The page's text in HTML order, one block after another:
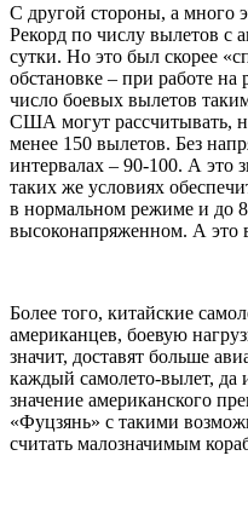
С другой стороны, а много
Рекорд по числу вылетов с
сутки. Но это был скорее
обстановке – при работе
число боевых вылетов
США могут рассчитывать,
менее 150 вылетов. Без
интервалах – 90-100. А это
таких же условиях
в нормальном режиме и до
высоконапряженном. А это
Более того, китайские
американцев, боевую
значит, доставят больше
каждый самолето-вылет,
значение американского
«Фуцзянь» с такими
считать малозначимым